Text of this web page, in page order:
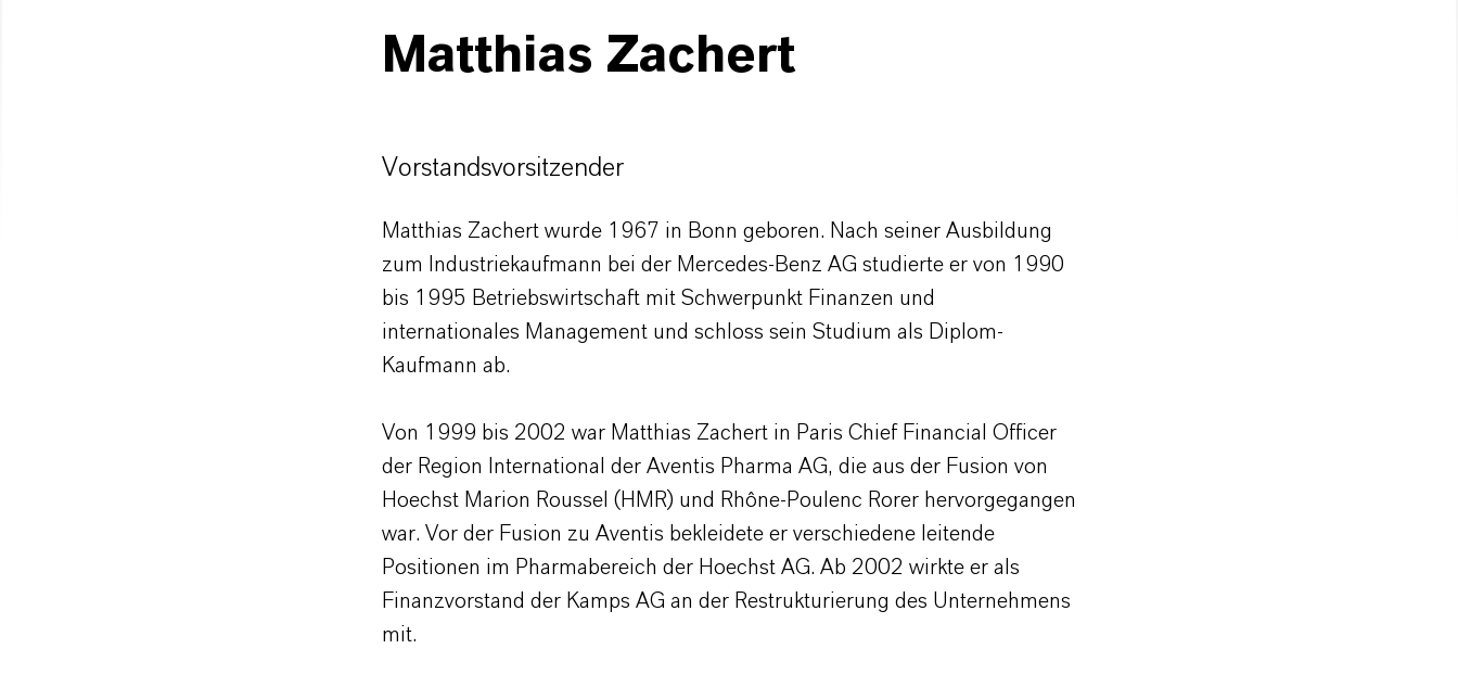
Matthias Zachert
Vorstandsvorsitzender
Matthias Zachert wurde 1967 in Bonn geboren. Nach seiner Ausbildung
zum Industriekaufmann bei der Mercedes-Benz AG studierte er von 1990
bis 1995 Betriebswirtschaft mit Schwerpunkt Finanzen und
internationales Management und schloss sein Studium als Diplom-
Kaufmann ab.
Von 1999 bis 2002 war Matthias Zachert in Paris Chief Financial Officer
der Region International der Aventis Pharma AG, die aus der Fusion von
Hoechst Marion Roussel (HMR) und Rhône-Poulenc Rorer hervorgegangen
war. Vor der Fusion zu Aventis bekleidete er verschiedene leitende
Positionen im Pharmabereich der Hoechst AG. Ab 2002 wirkte er als
Finanzvorstand der Kamps AG an der Restrukturierung des Unternehmens
mit.